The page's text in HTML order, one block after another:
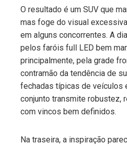
O resultado é um SUV que
mas foge do visual
em alguns concorrentes. A
pelos faróis full LED bem
principalmente, pela grade
contramão da tendência de
fechadas típicas de veículos
conjunto transmite robustez,
com vincos bem definidos.
Na traseira, a inspiração